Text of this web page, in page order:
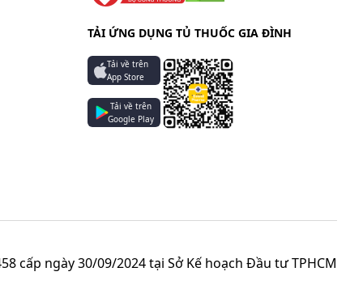
TẢI ỨNG DỤNG TỦ THUỐC GIA ĐÌNH
Tải về trên
App Store
Tải về trên
Google Play
cấp ngày 30/09/2024 tại Sở Kế hoạch Đầu tư TPHCM